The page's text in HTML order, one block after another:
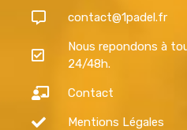
contact@1padel.fr
Nous repondons à
24/48h.
Contact
Mentions Légales